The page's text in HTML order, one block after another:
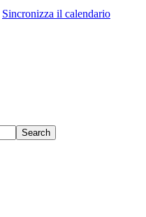
Sincronizza il calendario